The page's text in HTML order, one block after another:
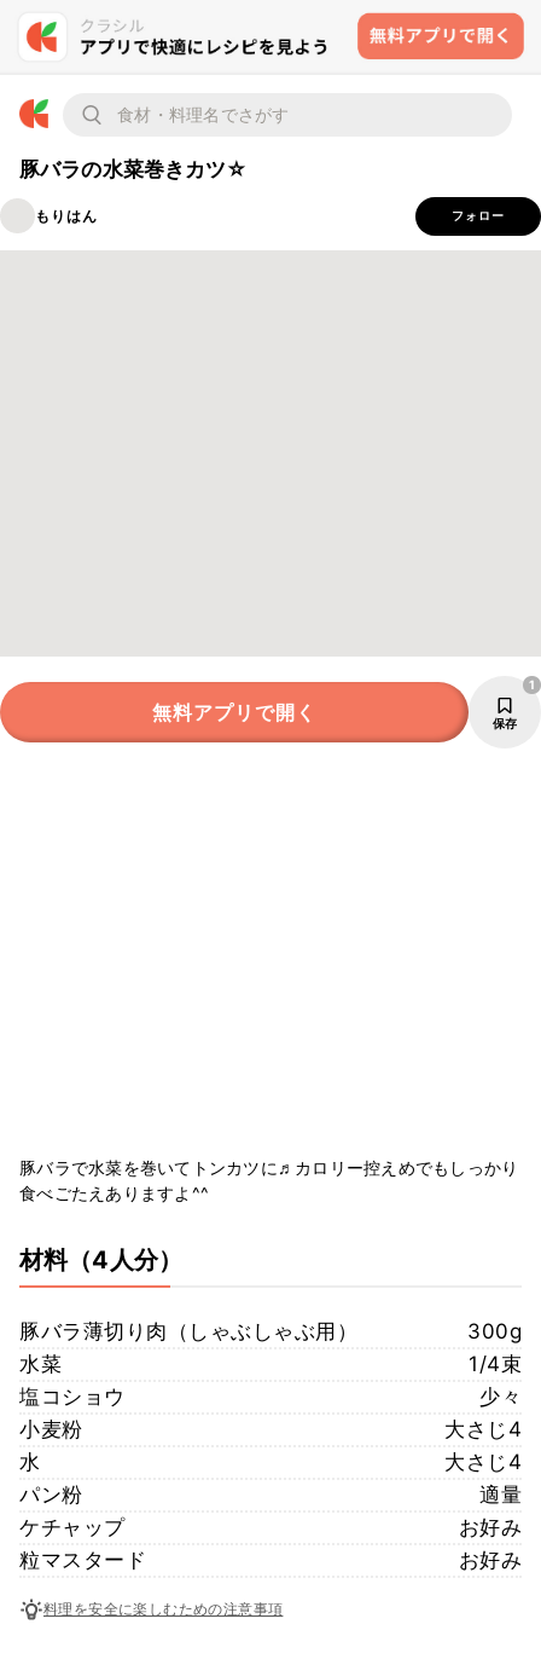
豚バラの水菜巻きカツ☆
もりはん フォロー
無料アプリで開く 保存
1
豚バラで水菜を巻いてトンカツに♬カロリー控えめでもしっかり
食べごたえありますよ^^
材料（4人分）
豚バラ薄切り肉（しゃぶしゃぶ用）
300g
水菜
1/4束
塩コショウ
少々
小麦粉
大さじ4
水
大さじ4
パン粉
適量
ケチャップ
お好み
粒マスタード
お好み
料理を安全に楽しむための注意事項